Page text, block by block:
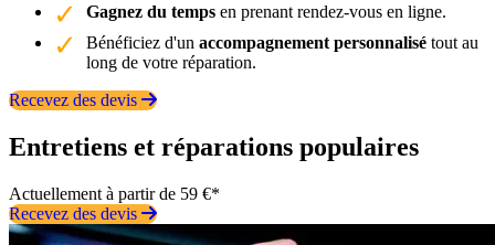
Gagnez du temps en prenant rendez-vous en ligne.
Bénéficiez d'un accompagnement personnalisé tout au
long de votre réparation.
Recevez des devis
Entretiens et réparations populaires
Actuellement à partir de 59 €*
Recevez des devis